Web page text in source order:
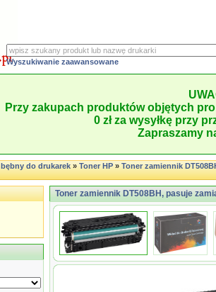
Wyszukiwanie zaawansowane
Przy zakupach produktów objętych
0 zł za wysyłkę przy
Zapraszamy
do drukarek»Toner HP»Toner zamiennik
Toner zamiennik DT508BH, pasuje